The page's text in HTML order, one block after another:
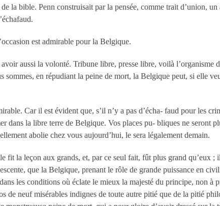
la bible. Penn construisait par la pensée, comme trait d’union,
est admirable pour la Belgique.
aussi la volonté. Tribune libre, presse libre, voilà l’organisme
sommes, en répudiant la peine de mort, la Belgique peut, si elle
Car il est évident que, s’il n’y a pas d’écha- faud pour les
dans la libre terre de Belgique. Vos places pu- bliques ne seront
abolie chez vous aujourd’hui, le sera légalement demain.
fit la leçon aux grands, et, par ce seul fait, fût plus grand qu’eux ;
que la Belgique, prenant le rôle de grande puissance en
les conditions où éclate le mieux la majesté du principe, non à
de neuf misérables indignes de toute autre pitié que de la pitié